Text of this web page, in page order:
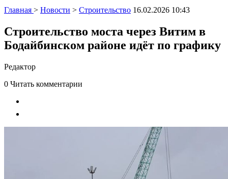
Главная > Новости > Строительство 16.02.2026 10:43
Строительство моста через Витим в
Бодайбинском районе идёт по графику
Редактор
0 Читать комментарии